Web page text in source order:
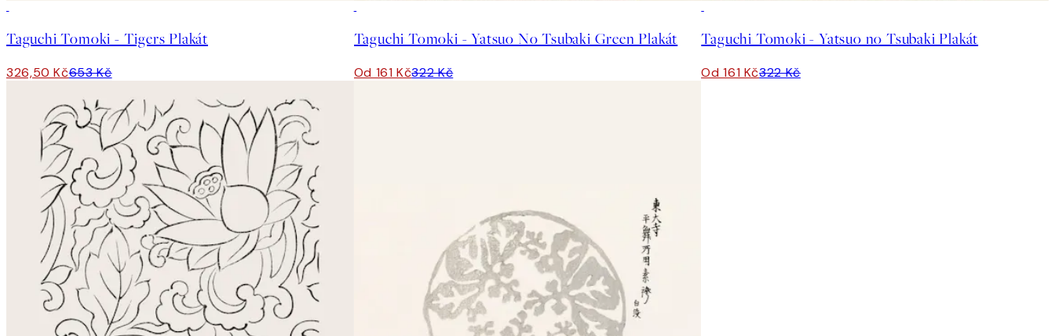
Taguchi Tomoki - Tigers Plakát
326,50 Kč653 Kč
Taguchi Tomoki - Yatsuo No Tsubaki Green Plakát
Od 161 Kč322 Kč
Taguchi Tomoki - Yatsuo no Tsubaki Plakát
Od 161 Kč322 Kč